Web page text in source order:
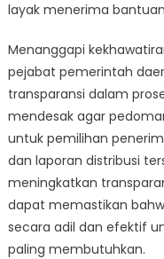
layak menerima
Menanggapi
pejabat pemerintah
transparansi dalam
mendesak agar
untuk pemilihan
dan laporan distribusi
meningkatkan
dapat memastikan
secara adil dan efektif
paling membutuhkan.